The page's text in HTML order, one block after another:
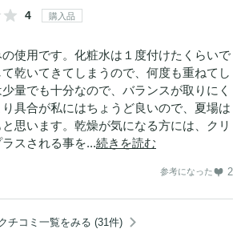
4 購入品
使用です。化粧水は１度付けたくらいで
乾いてきてしまうので、何度も重ねてし
量でも十分なので、バランスが取りにく
具合が私にはちょうど良いので、夏場は
思います。乾燥が気になる方には、クリ
スされる事を...続きを読む
参考になった 2
チコミ一覧をみる (31件)